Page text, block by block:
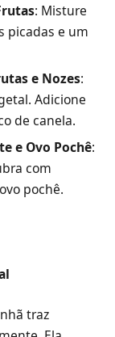
: Misture
picadas e um
e Nozes:
Adicione
de canela.
e Ovo Pochê:
com
pochê.
traz